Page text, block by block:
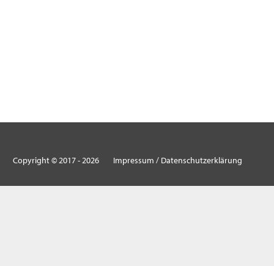
Copyright ©2017-2026 Impressum / Datenschutzerklärung